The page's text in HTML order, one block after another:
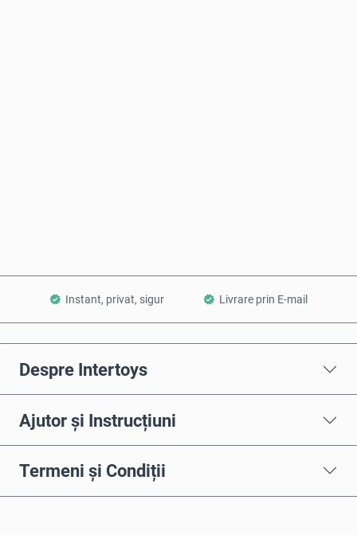
Instant, privat, sigur Livrare prin E-mail
Despre Intertoys
Ajutor și Instrucțiuni
Termeni și Condiții